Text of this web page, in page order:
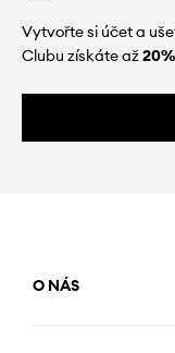
Vytvořte si účet a
Clubu získáte až20%
O NÁS